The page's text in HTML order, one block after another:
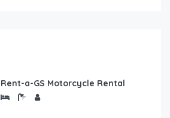
Rent-a-GS Motorcycle Rental